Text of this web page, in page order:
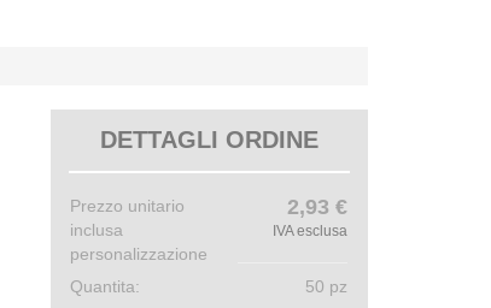
DETTAGLI ORDINE
Prezzo unitario
inclusa
personalizzazione
2,93 €
IVA esclusa
Quantita: 50 pz